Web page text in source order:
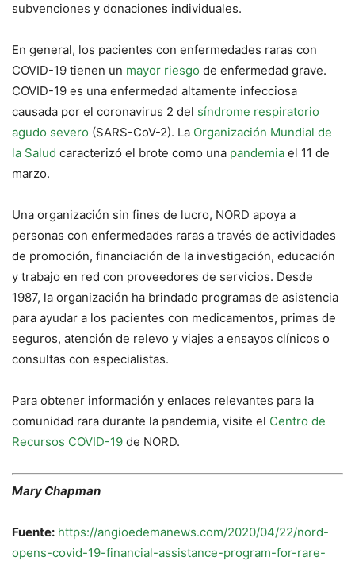
subvenciones y donaciones individuales.
En general, los pacientes con enfermedades raras con
COVID-19 tienen un mayor riesgo de enfermedad grave.
COVID-19 es una enfermedad altamente infecciosa
causada por el coronavirus 2 del síndrome respiratorio
agudo severo (SARS-CoV-2). La Organización Mundial de
la Salud caracterizó el brote como una pandemia el 11 de
marzo.
Una organización sin fines de lucro, NORD apoya a
personas con enfermedades raras a través de actividades
de promoción, financiación de la investigación, educación
y trabajo en red con proveedores de servicios. Desde
1987, la organización ha brindado programas de asistencia
para ayudar a los pacientes con medicamentos, primas de
seguros, atención de relevo y viajes a ensayos clínicos o
consultas con especialistas.
Para obtener información y enlaces relevantes para la
comunidad rara durante la pandemia, visite el Centro de
Recursos COVID-19 de NORD.
Mary Chapman
Fuente: https://angioedemanews.com/2020/04/22/nord-
opens-covid-19-financial-assistance-program-for-rare-